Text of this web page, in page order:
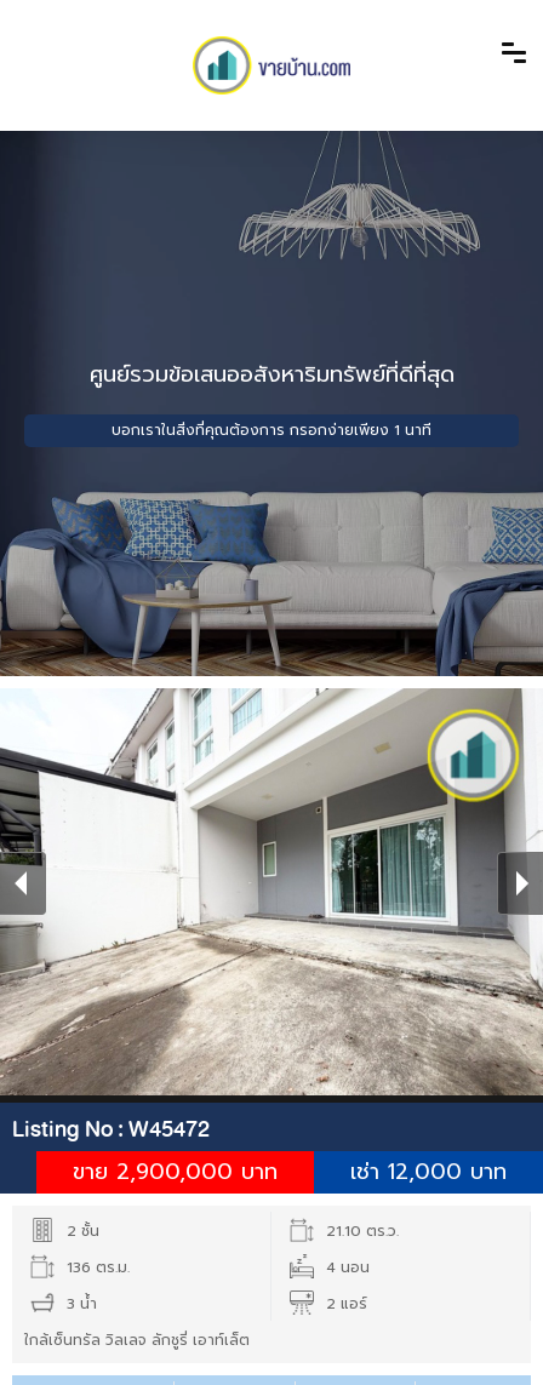
ศูนย์รวมข้อเสนออสังหาริมทรัพย์ที่ดีที่สุด
บอกเราในสิ่งที่คุณต้องการ กรอกง่ายเพียง 1 นาที
Listing No :W45472
เช่า 12,000 บาท
ขาย 2,900,000 บาท
2 ชั้น
21.10 ตร.ว.
136 ตร.ม.
4 นอน
3 น้ำ
2 แอร์
ใกล้เซ็นทรัล วิลเลจ ลักชูรี่ เอาท์เล็ต